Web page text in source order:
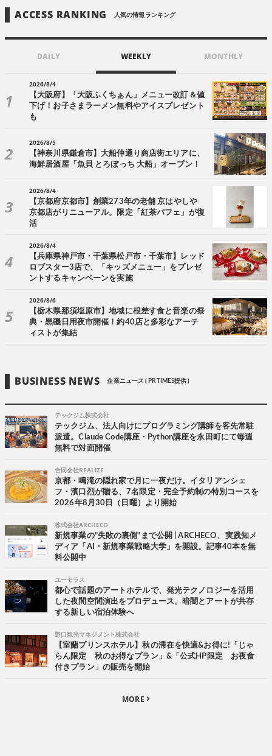
ACCESS RANKING 人気の情報ランキング
DAILY WEEKLY MONTHLY
2026/8/4
【大阪府】「大阪ふくちぁん」メニュー改訂＆値
下げ！お子さまラーメン無料やアイスプレゼント
も
2026/8/5
【神奈川県鎌倉市】大船仲通り商店街エリアに、
海鮮居酒屋「魚貝 とろぼっち 大船」オープン！
2026/8/4
【京都府京都市】創業273年の老舗 京はやしや
京都店がリニューアル。限定「紅茶パフェ」が復
活
2026/8/4
【兵庫県神戸市・千葉県松戸市・千葉市】レッド
ロブスター3店で、「キッズメニュー」をプレゼ
ントするキャンペーンを実施
2026/8/6
【栃木県那須塩原市】地域に根差す食と音楽の祭
典・黒磯日用夜市開催！約40店と多彩なアーテ
ィストが集結
BUSINESS NEWS 企業ニュース ( PR TIMES提供 )
テックジム株式会社
テックジム、法人向けにプログラミング講師を客先常駐
派遣。Claude Code講座・Python講座を永田町にて毎週
無料で対面開催
合同会社REALIZE
京都・鳴滝の隠れ家で月に一夜だけ。イタリアンシェ
フ・濱口烈が贈る、7名限定・完全予約制の特別コースを
2026年8月30日（日曜）より開始
株式会社ARCHECO
新規事業の"失敗の裏側"まで公開 | ARCHECO、実践知メ
ディア「AI・新規事業戦略大学」を開設。記事40本を無
料公開中
ユーモラス
都心で話題のアートホテルで、発光テクノロジーを活用
した夜間空間演出をプロデュース。暗闇とアートが共存
する新しい宿泊体験へ
野口観光マネジメント株式会社
【室蘭プリンスホテル】秋の滞在を快適&お得に!「じゃ
らん限定 秋のお得なプラン」&「公式HP限定 お夜食
付きプラン」の販売を開始
MORE